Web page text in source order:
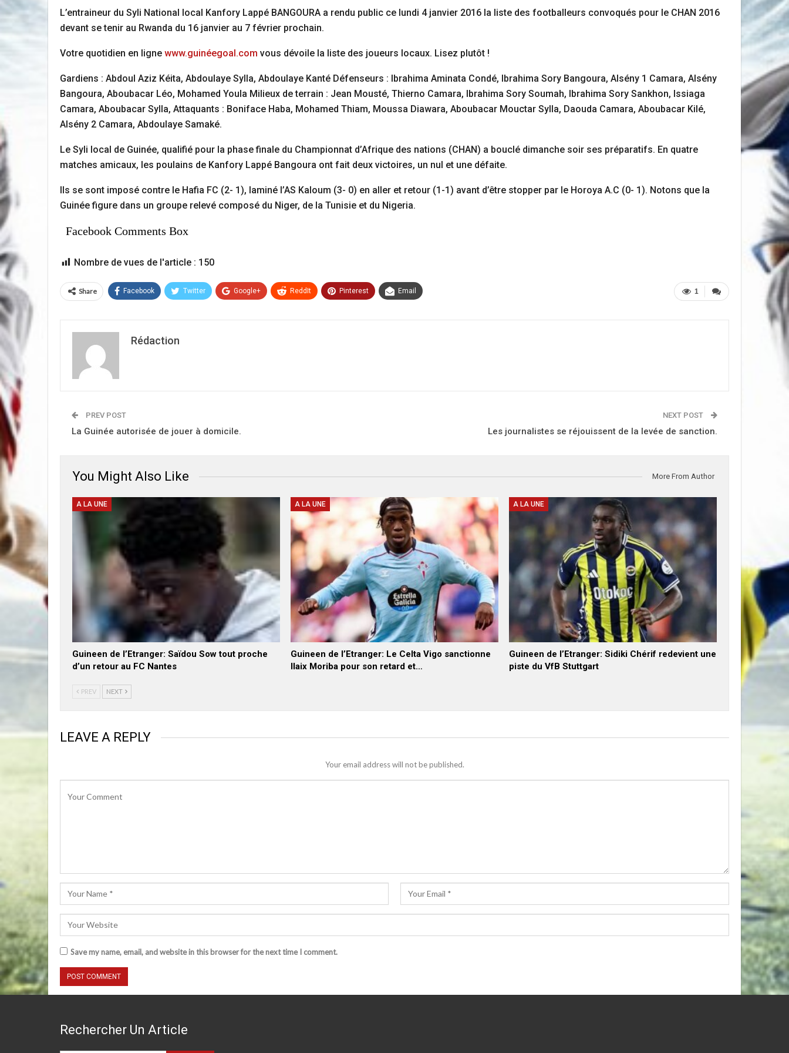
L’entraineur du Syli National local Kanfory Lappé BANGOURA a rendu public ce lundi 4 janvier 2016 la liste des footballeurs convoqués pour le CHAN 2016
devant se tenir au Rwanda du 16 janvier au 7 février prochain.
Votre quotidien en ligne www.guinéegoal.com vous dévoile la liste des joueurs locaux. Lisez plutôt !
Gardiens : Abdoul Aziz Kéita, Abdoulaye Sylla, Abdoulaye Kanté Défenseurs : Ibrahima Aminata Condé, Ibrahima Sory Bangoura, Alsény 1 Camara, Alsény
Bangoura, Aboubacar Léo, Mohamed Youla Milieux de terrain : Jean Mousté, Thierno Camara, Ibrahima Sory Soumah, Ibrahima Sory Sankhon, Issiaga
Camara, Aboubacar Sylla, Attaquants : Boniface Haba, Mohamed Thiam, Moussa Diawara, Aboubacar Mouctar Sylla, Daouda Camara, Aboubacar Kilé,
Alsény 2 Camara, Abdoulaye Samaké.
Le Syli local de Guinée, qualifié pour la phase finale du Championnat d’Afrique des nations (CHAN) a bouclé dimanche soir ses préparatifs. En quatre
matches amicaux, les poulains de Kanfory Lappé Bangoura ont fait deux victoires, un nul et une défaite.
Ils se sont imposé contre le Hafia FC (2- 1), laminé l’AS Kaloum (3- 0) en aller et retour (1-1) avant d’être stopper par le Horoya A.C (0- 1). Notons que la
Guinée figure dans un groupe relevé composé du Niger, de la Tunisie et du Nigeria.
Facebook Comments Box
Nombre de vues de l'article : 150
1
Share Facebook Twitter Google+ ReddIt Pinterest Email
Rédaction
PREV POST
La Guinée autorisée de jouer à domicile.
NEXT POST
Les journalistes se réjouissent de la levée de sanction.
You Might Also Like More From Author
A LA UNE
Guineen de l’Etranger: Saïdou Sow tout proche
d’un retour au FC Nantes
A LA UNE
Guineen de l’Etranger: Le Celta Vigo sanctionne
Ilaix Moriba pour son retard et…
A LA UNE
Guineen de l’Etranger: Sidiki Chérif redevient une
piste du VfB Stuttgart
PREV NEXT
LEAVE A REPLY
Your email address will not be published.
Save my name, email, and website in this browser for the next time I comment.
Rechercher Un Article